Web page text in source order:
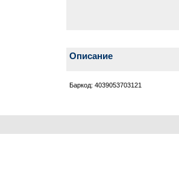
Описание
Баркод: 4039053703121